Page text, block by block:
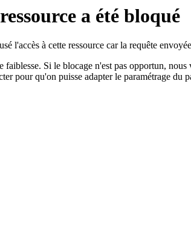
a été bloqué
l'accès à cette ressource car la requête
faiblesse. Si le blocage n'est pas opportun,
pour qu'on puisse adapter le paramétrage du